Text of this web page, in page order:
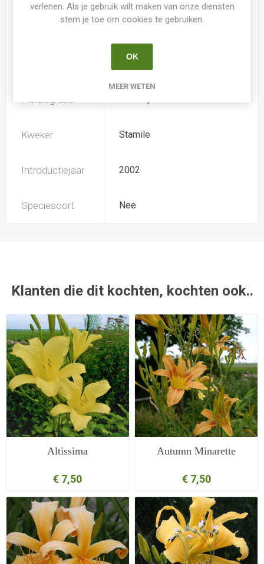
Ploïdiegraad
Kweker Stamile
Introductiejaar 2002
Speciesoort Nee
Klanten die dit kochten, kochten ook..
Altissima
€ 7,50
Autumn Minarette
€ 7,50
verlenen. Als je gebruik wilt maken van onze diensten
stem je toe om cookies te gebruiken.
OK
MEER WETEN